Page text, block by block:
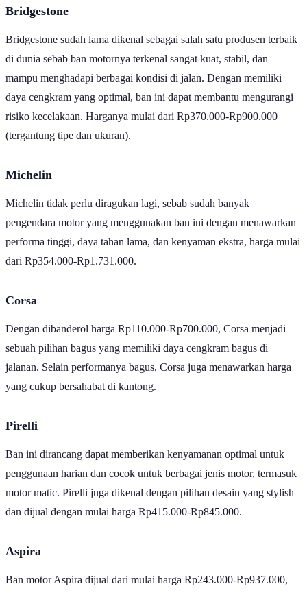
Bridgestone
Bridgestone sudah lama dikenal sebagai salah satu produsen terbaik
di dunia sebab ban motornya terkenal sangat kuat, stabil, dan
mampu menghadapi berbagai kondisi di jalan. Dengan memiliki
daya cengkram yang optimal, ban ini dapat membantu mengurangi
risiko kecelakaan. Harganya mulai dari Rp370.000-Rp900.000
(tergantung tipe dan ukuran).
Michelin
Michelin tidak perlu diragukan lagi, sebab sudah banyak
pengendara motor yang menggunakan ban ini dengan menawarkan
performa tinggi, daya tahan lama, dan kenyaman ekstra, harga mulai
dari Rp354.000-Rp1.731.000.
Corsa
Dengan dibanderol harga Rp110.000-Rp700.000, Corsa menjadi
sebuah pilihan bagus yang memiliki daya cengkram bagus di
jalanan. Selain performanya bagus, Corsa juga menawarkan harga
yang cukup bersahabat di kantong.
Pirelli
Ban ini dirancang dapat memberikan kenyamanan optimal untuk
penggunaan harian dan cocok untuk berbagai jenis motor, termasuk
motor matic. Pirelli juga dikenal dengan pilihan desain yang stylish
dan dijual dengan mulai harga Rp415.000-Rp845.000.
Aspira
Ban motor Aspira dijual dari mulai harga Rp243.000-Rp937.000,